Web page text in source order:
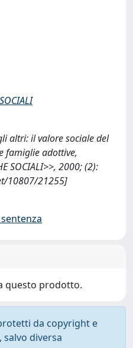
altri: il valore sociale del
famiglie adottive,
SOCIALI>>, 2000; (2):
10807/21255]
questo prodotto.
da copyright e
diversa